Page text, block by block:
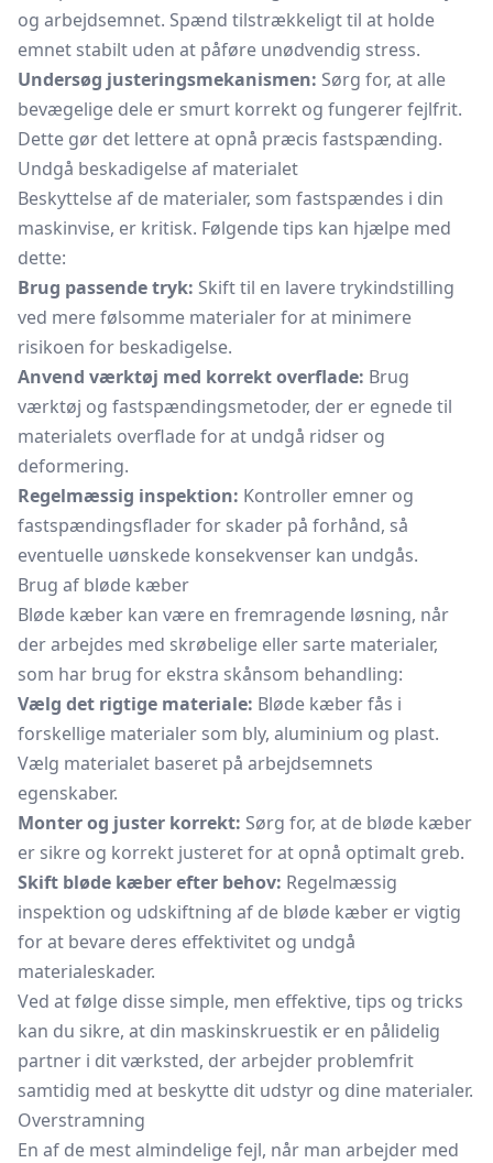
og arbejdsemnet. Spænd tilstrækkeligt til at holde
emnet stabilt uden at påføre unødvendig stress.
Undersøg justeringsmekanismen: Sørg for, at alle
bevægelige dele er smurt korrekt og fungerer fejlfrit.
Dette gør det lettere at opnå præcis fastspænding.
Undgå beskadigelse af materialet
Beskyttelse af de materialer, som fastspændes i din
maskinvise, er kritisk. Følgende tips kan hjælpe med
dette:
Brug passende tryk: Skift til en lavere trykindstilling
ved mere følsomme materialer for at minimere
risikoen for beskadigelse.
Anvend værktøj med korrekt overflade: Brug
værktøj og fastspændingsmetoder, der er egnede til
materialets overflade for at undgå ridser og
deformering.
Regelmæssig inspektion: Kontroller emner og
fastspændingsflader for skader på forhånd, så
eventuelle uønskede konsekvenser kan undgås.
Brug af bløde kæber
Bløde kæber kan være en fremragende løsning, når
der arbejdes med skrøbelige eller sarte materialer,
som har brug for ekstra skånsom behandling:
Vælg det rigtige materiale: Bløde kæber fås i
forskellige materialer som bly, aluminium og plast.
Vælg materialet baseret på arbejdsemnets
egenskaber.
Monter og juster korrekt: Sørg for, at de bløde kæber
er sikre og korrekt justeret for at opnå optimalt greb.
Skift bløde kæber efter behov: Regelmæssig
inspektion og udskiftning af de bløde kæber er vigtig
for at bevare deres effektivitet og undgå
materialeskader.
Ved at følge disse simple, men effektive, tips og tricks
kan du sikre, at din maskinskruestik er en pålidelig
partner i dit værksted, der arbejder problemfrit
samtidig med at beskytte dit udstyr og dine materialer.
Overstramning
En af de mest almindelige fejl, når man arbejder med